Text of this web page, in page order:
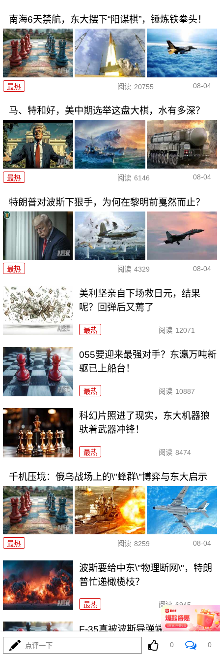
南海6天禁航，东大摆下“阳谋棋”，锤炼铁拳头！
最热 阅读 20755 08-04
马、特和好，美中期选举这盘大棋，水有多深？
最热 阅读 6146 08-04
特朗普对波斯下狠手，为何在黎明前戛然而止？
最热 阅读 4329 08-04
美利坚亲自下场救日元，结果
呢？回弹后又蔫了
最热 阅读 12071
055要迎来最强对手？东瀛万吨新
驱已上船台！
最热 阅读 10887
科幻片照进了现实，东大机器狼
驮着武器冲锋！
最热 阅读 8474
千机压境：俄乌战场上的\"蜂群\"博弈与东大启示
最热 阅读 8259 08-04
波斯要给中东\"物理断网\"，特朗
普忙递橄榄枝？
最热 阅读 6945
F-35真被波斯导弹端了！美军这
点评一下 0 0